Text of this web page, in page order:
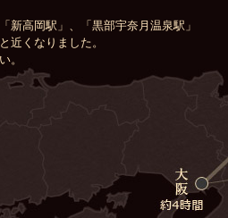
新高岡駅」、「黒部宇奈月温泉駅」
近くなりました。
。